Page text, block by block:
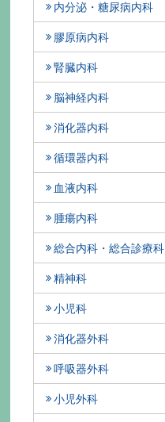
内分泌・糖尿病内科
膠原病内科
腎臓内科
脳神経内科
消化器内科
循環器内科
血液内科
腫瘍内科
総合内科・総合診療科
精神科
小児科
消化器外科
呼吸器外科
小児外科